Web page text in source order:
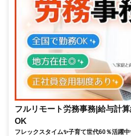
フルリモート労務事務|給与計
OK
フレックスタイム✨子育て世代60％活躍